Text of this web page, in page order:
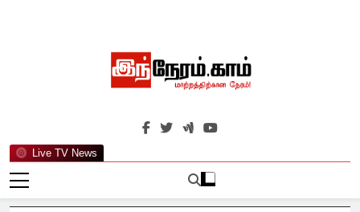
Live TV News
இந்நேரம்.காம்
செய்திகளுக்கு அப்பால்…